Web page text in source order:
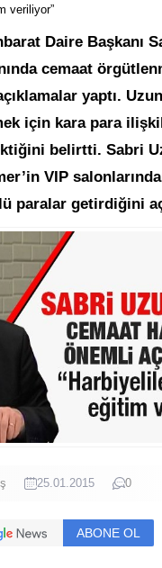
veriliyor”
Daire Başkanı
cemaat
yaptı.
için kara para
belirtti. Sabri
VIP
paralar getirdiğini
25.01.2015 0
ABONE OL